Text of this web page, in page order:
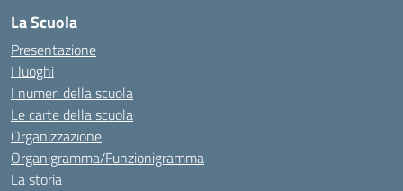
La Scuola
Presentazione
I luoghi
I numeri della scuola
Le carte della scuola
Organizzazione
Organigramma/Funzionigramma
La storia